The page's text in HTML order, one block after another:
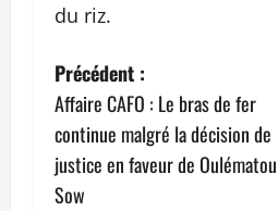
du riz.
N
a
v
Précédent :
Affaire CAFO : Le bras de fer
continue malgré la décision de
justice en faveur de Oulématou
Sow